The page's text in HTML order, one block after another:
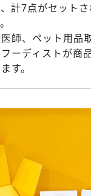
計7点がセット
師、ペット用品
フーディストが商
す。